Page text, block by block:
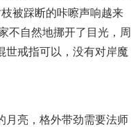
被踩断的咔嚓声响越来
不自然地挪开了目光，周
戒指可以，没有对岸魔
亮，格外带劲需要法师